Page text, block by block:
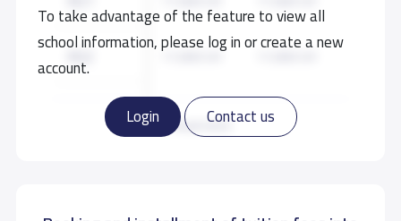
To take advantage of the feature to view all
school information, please log in or create a new
account.
Login
Contact us
Read more
KG2 17,000 S.R
17,000 S.R 17,000 S.R